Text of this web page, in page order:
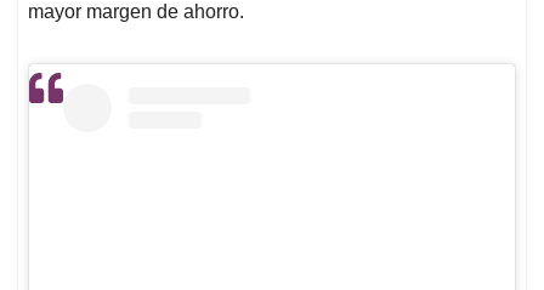
mayor margen de ahorro.